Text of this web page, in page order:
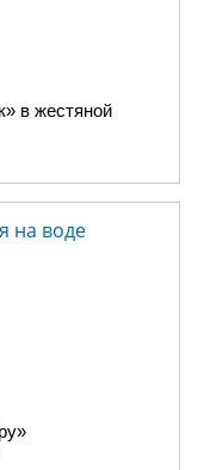
в жестяной